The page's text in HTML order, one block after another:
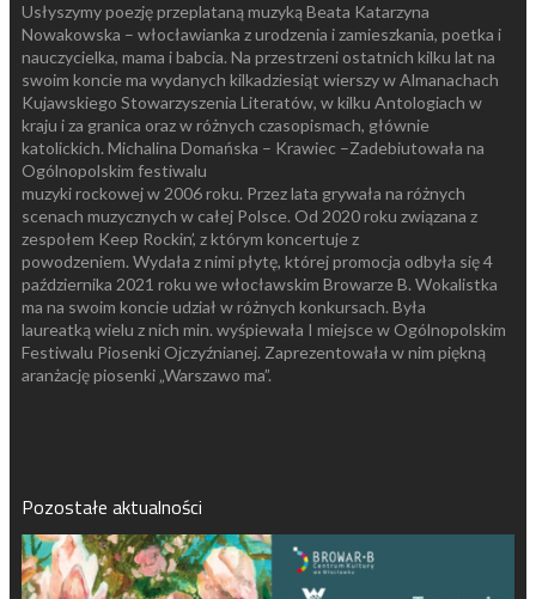
Usłyszymy poezję przeplataną muzyką Beata Katarzyna
Nowakowska – włocławianka z urodzenia i zamieszkania, poetka i
nauczycielka, mama i babcia. Na przestrzeni ostatnich kilku lat na
swoim koncie ma wydanych kilkadziesiąt wierszy w Almanachach
Kujawskiego Stowarzyszenia Literatów, w kilku Antologiach w
kraju i za granica oraz w różnych czasopismach, głównie
katolickich. Michalina Domańska – Krawiec –Zadebiutowała na
Ogólnopolskim festiwalu
muzyki rockowej w 2006 roku. Przez lata grywała na różnych
scenach muzycznych w całej Polsce. Od 2020 roku związana z
zespołem Keep Rockin’, z którym koncertuje z
powodzeniem. Wydała z nimi płytę, której promocja odbyła się 4
października 2021 roku we włocławskim Browarze B. Wokalistka
ma na swoim koncie udział w różnych konkursach. Była
laureatką wielu z nich min. wyśpiewała I miejsce w Ogólnopolskim
Festiwalu Piosenki Ojczyźnianej. Zaprezentowała w nim piękną
aranżację piosenki „Warszawo ma”.
Pozostałe aktualności